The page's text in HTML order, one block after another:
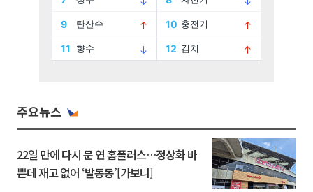
주요뉴스
22일 만에 다시 문 연 홈플러스…정상화 바
쁜데 재고 없어 ‘발동동’[가보니]